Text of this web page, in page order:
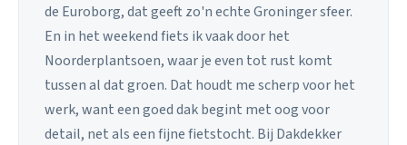
de Euroborg, dat geeft zo'n echte Groninger sfeer.
En in het weekend fiets ik vaak door het
Noorderplantsoen, waar je even tot rust komt
tussen al dat groen. Dat houdt me scherp voor het
werk, want een goed dak begint met oog voor
detail, net als een fijne fietstocht. Bij Dakdekker